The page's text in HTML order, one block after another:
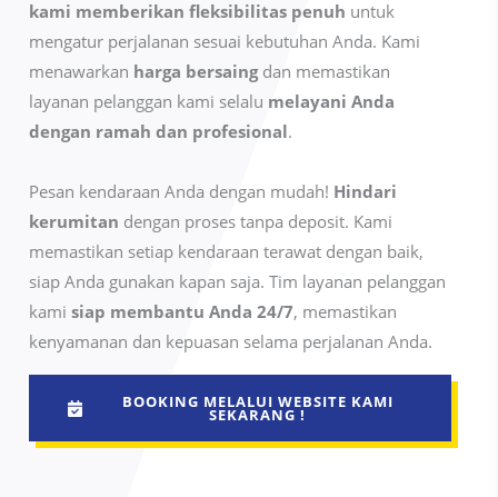
kami memberikan fleksibilitas penuh untuk
mengatur perjalanan sesuai kebutuhan Anda. Kami
menawarkan harga bersaingdan memastikan
layanan pelanggan kami selalu melayani Anda
dengan ramah dan profesional.
Pesan kendaraan Anda dengan mudah! Hindari
kerumitan dengan proses tanpa deposit. Kami
memastikan setiap kendaraan terawat dengan baik,
siap Anda gunakan kapan saja. Tim layanan pelanggan
kamisiap membantu Anda 24/7, memastikan
kenyamanan dan kepuasan selama perjalanan Anda.
BOOKING MELALUI WEBSITE KAMI
SEKARANG !